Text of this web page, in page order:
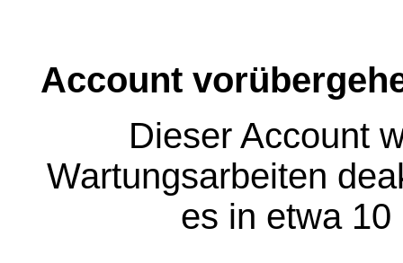
Account
Dieser Account
Wartungsarbeiten
es in etwa